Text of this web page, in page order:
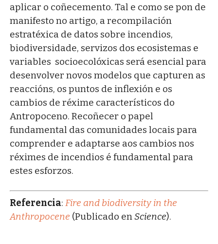
aplicar o coñecemento. Tal e como se pon de
manifesto no artigo, a recompilación
estratéxica de datos sobre incendios,
biodiversidade, servizos dos ecosistemas e
variables socioecolóxicas será esencial para
desenvolver novos modelos que capturen as
reaccións, os puntos de inflexión e os
cambios de réxime característicos do
Antropoceno. Recoñecer o papel
fundamental das comunidades locais para
comprender e adaptarse aos cambios nos
réximes de incendios é fundamental para
estes esforzos.
Referencia: Fire and biodiversity in the
Anthropocene (Publicado en Science).